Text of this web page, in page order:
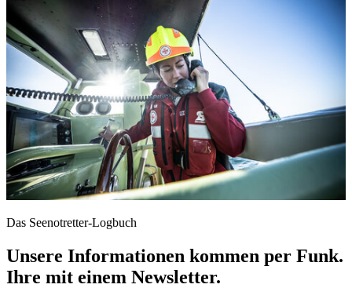
Das Seenotretter-Logbuch
Unsere Informationen kommen per Funk.
Ihre mit einem Newsletter.